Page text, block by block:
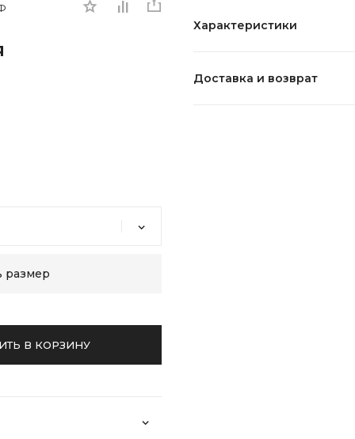
размер
В КОРЗИНУ
Характеристики
Доставка и возврат